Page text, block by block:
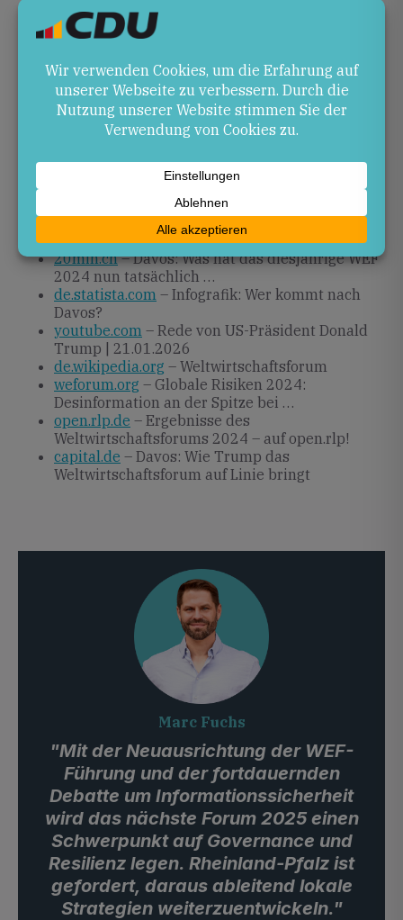
Ausblick
Mit der Neuausrichtung der WEF-Führung und der
fortdauernden Debatte um Informationssicherheit
wird das nächste Forum 2025 einen Schwerpunkt auf
Governance und Resilienz legen. Rheinland-Pfalz ist
weiterzuentwickeln.
Quellen
20min.ch– Davos: Was hat das diesjährige WEF
2024 nun tatsächlich …
de.statista.com – Infografik: Wer kommt nach
Davos?
youtube.com – Rede von US-Präsident Donald
Trump | 21.01.2026
de.wikipedia.org – Weltwirtschaftsforum
weforum.org – Globale Risiken 2024:
Desinformation an der Spitze bei …
open.rlp.de – Ergebnisse des
Weltwirtschaftsforums 2024 – auf open.rlp!
capital.de – Davos: Wie Trump das
Weltwirtschaftsforum auf Linie bringt
Marc Fuchs
"Mit der Neuausrichtung der WEF-
Führung und der fortdauernden
Debatte um Informationssicherheit
wird das nächste Forum 2025 einen
Schwerpunkt auf Governance und
Resilienz legen. Rheinland-Pfalz ist
gefordert, daraus ableitend lokale
Strategien weiterzuentwickeln."